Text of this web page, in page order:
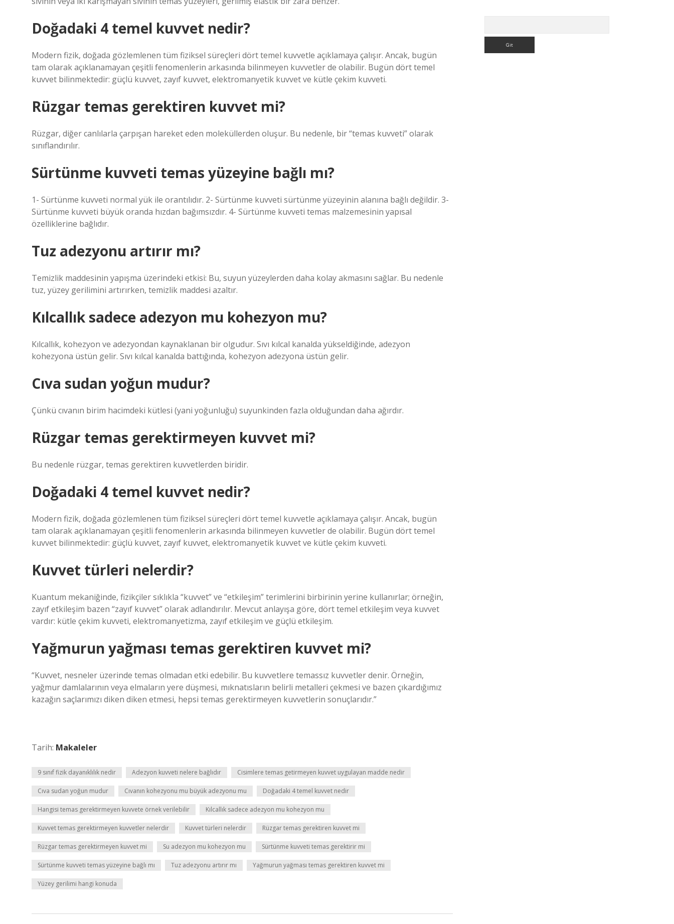
Doğadaki 4 temel kuvvet nedir?
Modern fizik, doğada gözlemlenen tüm fiziksel süreçleri dört temel kuvvetle açıklamaya çalışır. Ancak, bugün
tam olarak açıklanamayan çeşitli fenomenlerin arkasında bilinmeyen kuvvetler de olabilir. Bugün dört temel
kuvvet bilinmektedir: güçlü kuvvet, zayıf kuvvet, elektromanyetik kuvvet ve kütle çekim kuvveti.
Rüzgar temas gerektiren kuvvet mi?
Rüzgar, diğer canlılarla çarpışan hareket eden moleküllerden oluşur. Bu nedenle, bir “temas kuvveti” olarak
sınıflandırılır.
Sürtünme kuvveti temas yüzeyine bağlı mı?
1- Sürtünme kuvveti normal yük ile orantılıdır. 2- Sürtünme kuvveti sürtünme yüzeyinin alanına bağlı değildir. 3-
Sürtünme kuvveti büyük oranda hızdan bağımsızdır. 4- Sürtünme kuvveti temas malzemesinin yapısal
özelliklerine bağlıdır.
Tuz adezyonu artırır mı?
Temizlik maddesinin yapışma üzerindeki etkisi: Bu, suyun yüzeylerden daha kolay akmasını sağlar. Bu nedenle
tuz, yüzey gerilimini artırırken, temizlik maddesi azaltır.
Kılcallık sadece adezyon mu kohezyon mu?
Kılcallık, kohezyon ve adezyondan kaynaklanan bir olgudur. Sıvı kılcal kanalda yükseldiğinde, adezyon
kohezyona üstün gelir. Sıvı kılcal kanalda battığında, kohezyon adezyona üstün gelir.
Cıva sudan yoğun mudur?
Çünkü cıvanın birim hacimdeki kütlesi (yani yoğunluğu) suyunkinden fazla olduğundan daha ağırdır.
Rüzgar temas gerektirmeyen kuvvet mi?
Bu nedenle rüzgar, temas gerektiren kuvvetlerden biridir.
Doğadaki 4 temel kuvvet nedir?
Modern fizik, doğada gözlemlenen tüm fiziksel süreçleri dört temel kuvvetle açıklamaya çalışır. Ancak, bugün
tam olarak açıklanamayan çeşitli fenomenlerin arkasında bilinmeyen kuvvetler de olabilir. Bugün dört temel
kuvvet bilinmektedir: güçlü kuvvet, zayıf kuvvet, elektromanyetik kuvvet ve kütle çekim kuvveti.
Kuvvet türleri nelerdir?
Kuantum mekaniğinde, fizikçiler sıklıkla “kuvvet” ve “etkileşim” terimlerini birbirinin yerine kullanırlar; örneğin,
zayıf etkileşim bazen “zayıf kuvvet” olarak adlandırılır. Mevcut anlayışa göre, dört temel etkileşim veya kuvvet
vardır: kütle çekim kuvveti, elektromanyetizma, zayıf etkileşim ve güçlü etkileşim.
Yağmurun yağması temas gerektiren kuvvet mi?
“Kuvvet, nesneler üzerinde temas olmadan etki edebilir. Bu kuvvetlere temassız kuvvetler denir. Örneğin,
yağmur damlalarının veya elmaların yere düşmesi, mıknatısların belirli metalleri çekmesi ve bazen çıkardığımız
kazağın saçlarımızı diken diken etmesi, hepsi temas gerektirmeyen kuvvetlerin sonuçlarıdır.”
Tarih: Makaleler
9 sınıf fizik dayanıklılık nedir Adezyon kuvveti nelere bağlıdır Cisimlere temas getirmeyen kuvvet uygulayan madde nedir
Cıva sudan yoğun mudur Cıvanın kohezyonu mu büyük adezyonu mu Doğadaki 4 temel kuvvet nedir
Hangisi temas gerektirmeyen kuvvete örnek verilebilir Kılcallık sadece adezyon mu kohezyon mu
Kuvvet temas gerektirmeyen kuvvetler nelerdir Kuvvet türleri nelerdir Rüzgar temas gerektiren kuvvet mi
Rüzgar temas gerektirmeyen kuvvet mi Su adezyon mu kohezyon mu Sürtünme kuvveti temas gerektirir mi
Sürtünme kuvveti temas yüzeyine bağlı mı Tuz adezyonu artırır mı Yağmurun yağması temas gerektiren kuvvet mi
Yüzey gerilimi hangi konuda